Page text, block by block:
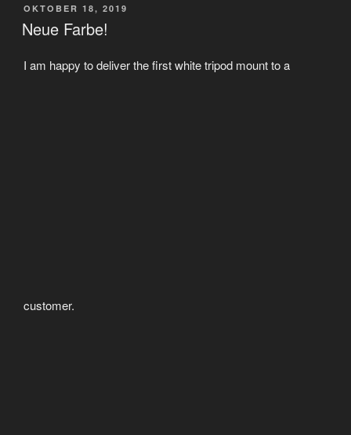
VERÖFFENTLICHT
AM
OKTOBER 18, 2019
Neue Farbe!
I am happy to deliver the first white tripod mount to a
customer.